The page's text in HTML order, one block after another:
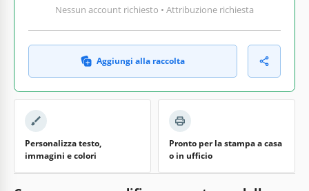
Nessun account richiesto • Attribuzione richiesta
Aggiungi alla raccolta
Personalizza testo,
immagini e colori
Pronto per la stampa a casa
o in ufficio